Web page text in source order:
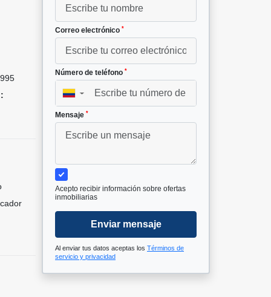
Correo electrónico *
Número de teléfono *
▼
Mensaje *
Acepto recibir información sobre ofertas
inmobiliarias
Enviar mensaje
Al enviar tus datos aceptas los Términos de
servicio y privacidad